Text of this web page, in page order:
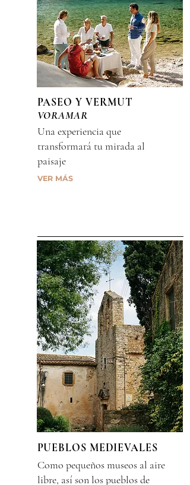
PASEO Y VERMUT
VORAMAR
Una experiencia que
transformará tu mirada al
paisaje
VER MÁS
PUEBLOS MEDIEVALES
Como pequeños museos al aire
libre, así son los pueblos de